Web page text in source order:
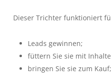
Dieser Trichter funktioniert
Leads gewinnen;
füttern Sie sie mit
bringen Sie sie zum Kauf;